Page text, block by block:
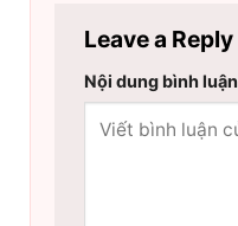
Leave a Reply
Nội dung bình luận